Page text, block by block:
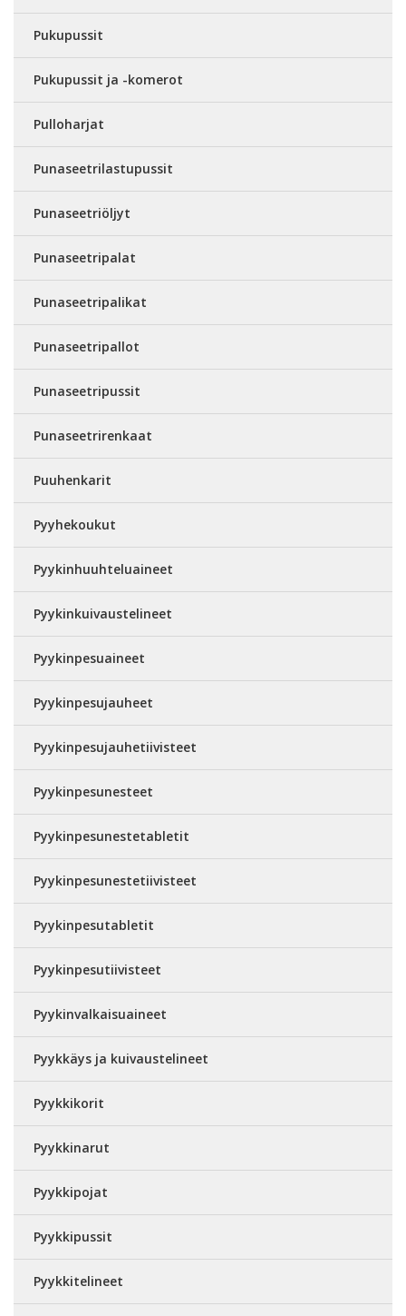
Pukupussit
Pukupussit ja -komerot
Pulloharjat
Punaseetrilastupussit
Punaseetriöljyt
Punaseetripalat
Punaseetripalikat
Punaseetripallot
Punaseetripussit
Punaseetrirenkaat
Puuhenkarit
Pyyhekoukut
Pyykinhuuhteluaineet
Pyykinkuivaustelineet
Pyykinpesuaineet
Pyykinpesujauheet
Pyykinpesujauhetiivisteet
Pyykinpesunesteet
Pyykinpesunestetabletit
Pyykinpesunestetiivisteet
Pyykinpesutabletit
Pyykinpesutiivisteet
Pyykinvalkaisuaineet
Pyykkäys ja kuivaustelineet
Pyykkikorit
Pyykkinarut
Pyykkipojat
Pyykkipussit
Pyykkitelineet